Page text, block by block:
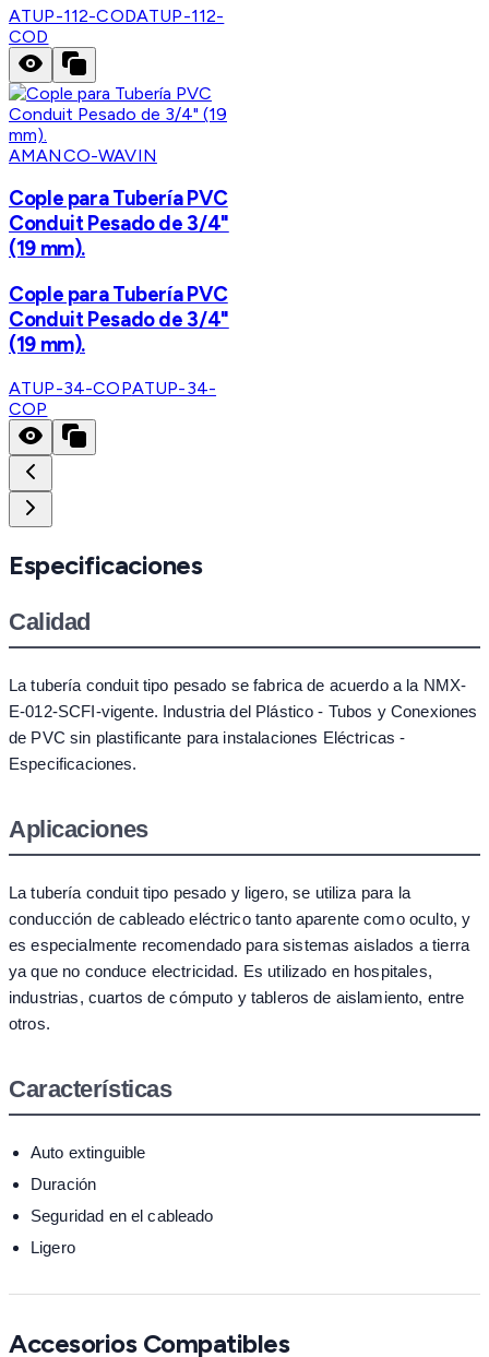
ATUP-112-CODATUP-112-
COD
AMANCO-WAVIN
Cople para Tubería PVC
Conduit Pesado de 3/4"
(19 mm).
Cople para Tubería PVC
Conduit Pesado de 3/4"
(19 mm).
ATUP-34-COPATUP-34-
COP
Especificaciones
Calidad
La tubería conduit tipo pesado se fabrica de acuerdo a la NMX-
E-012-SCFI-vigente. Industria del Plástico - Tubos y Conexiones
de PVC sin plastificante para instalaciones Eléctricas -
Especificaciones.
Aplicaciones
La tubería conduit tipo pesado y ligero, se utiliza para la
conducción de cableado eléctrico tanto aparente como oculto, y
es especialmente recomendado para sistemas aislados a tierra
ya que no conduce electricidad. Es utilizado en hospitales,
industrias, cuartos de cómputo y tableros de aislamiento, entre
otros.
Características
Auto extinguible
Duración
Seguridad en el cableado
Ligero
Accesorios Compatibles